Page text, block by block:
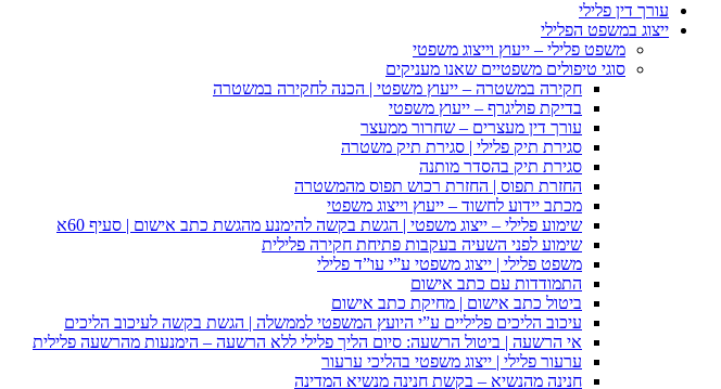
עורך דין פלילי
ייצוג במשפט הפלילי
משפט פלילי – ייעוץ וייצוג משפטי
סוגי טיפולים משפטיים שאנו מעניקים
חקירה במשטרה – ייעוץ משפטי | הכנה לחקירה במשטרה
בדיקת פוליגרף – ייעוץ משפטי
עורך דין מעצרים – שחרור ממעצר
סגירת תיק פלילי | סגירת תיק משטרה
סגירת תיק בהסדר מותנה
החזרת תפוס | החזרת רכוש תפוס מהמשטרה
מכתב יידוע לחשוד – ייעוץ וייצוג משפטי
שימוע פלילי – ייצוג משפטי | הגשת בקשה להימנע מהגשת כתב אישום | סעיף 60א
שימוע לפני השעיה בעקבות פתיחת חקירה פלילית
משפט פלילי | ייצוג משפטי ע”י עו”ד פלילי
התמודדות עם כתב אישום
ביטול כתב אישום | מחיקת כתב אישום
עיכוב הליכים פליליים ע”י היועץ המשפטי לממשלה | הגשת בקשה לעיכוב הליכים
אי הרשעה | ביטול הרשעה: סיום הליך פלילי ללא הרשעה – הימנעות מהרשעה פלילית
ערעור פלילי | ייצוג משפטי בהליכי ערעור
חנינה מהנשיא – בקשת חנינה מנשיא המדינה